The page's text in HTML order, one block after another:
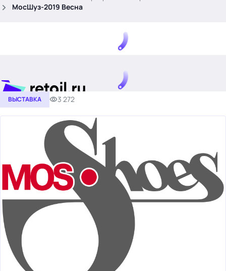
Тема месяца: Автоматизация на 1С
картина дня
темы
новости
материалы
видео
события
бизнес-центр
МосШуз-2019 Весна
ВЫСТАВКА 3 272